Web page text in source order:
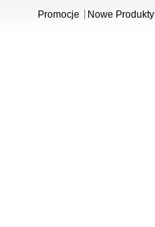
Promocje Nowe Produkty